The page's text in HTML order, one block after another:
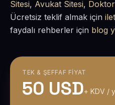
Sitesi, Avukat Sitesi,
Ücretsiz teklif almak için
faydalı rehberler için blog
TEK & ŞEFFAF FIYAT
50 USD+ KDV /